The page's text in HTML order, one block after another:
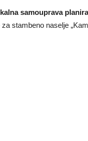
samouprava planira
stambeno naselje